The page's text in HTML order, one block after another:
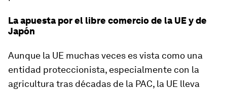
La apuesta por el libre comercio de la UE y de
Japón
Aunque la UE muchas veces es vista como una
entidad proteccionista, especialmente con la
agricultura tras décadas de la PAC, la UE lleva